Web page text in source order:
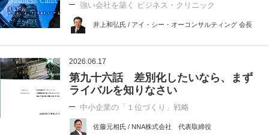
強い会社を築く ビジネス・クリニック
井上和弘氏 / アイ・シー・オーコンサルティング 会長
2026.06.17
第九十六話 差別化したいなら、まず
ライバルを知りなさい
中小企業の「１位づくり」戦略
佐藤元相氏 / NNA株式会社 代表取締役